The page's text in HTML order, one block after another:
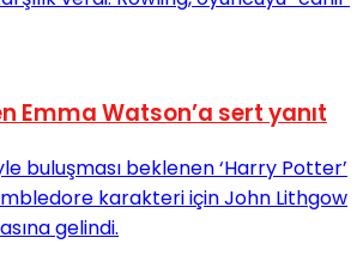
Emma Watson’a sert yanıt